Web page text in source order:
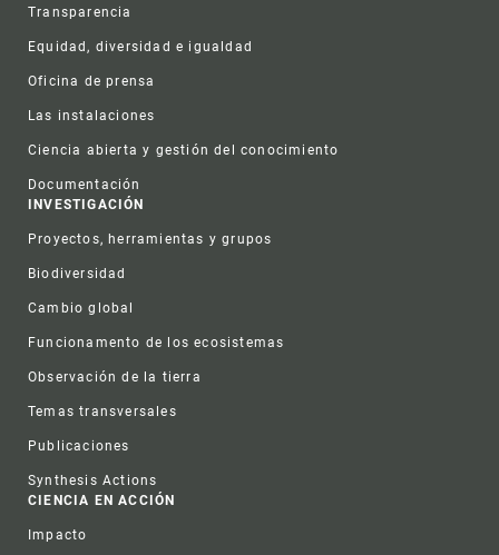
Transparencia
Equidad, diversidad e igualdad
Oficina de prensa
Las instalaciones
Ciencia abierta y gestión del conocimiento
Documentación
INVESTIGACIÓN
Proyectos, herramientas y grupos
Biodiversidad
Cambio global
Funcionamento de los ecosistemas
Observación de la tierra
Temas transversales
Publicaciones
Synthesis Actions
CIENCIA EN ACCIÓN
Impacto